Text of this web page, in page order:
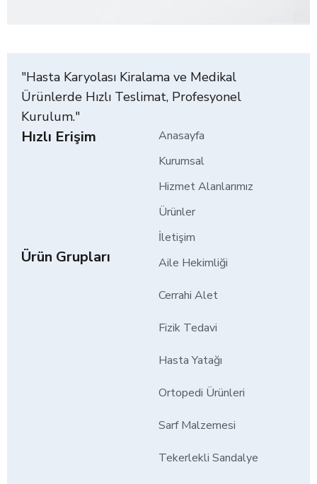
"Hasta Karyolası Kiralama ve Medikal
Ürünlerde Hızlı Teslimat, Profesyonel
Kurulum."
Hızlı Erişim
Anasayfa
Kurumsal
Hizmet Alanlarımız
Ürünler
İletişim
Ürün Grupları Aile Hekimliği
Cerrahi Alet
Fizik Tedavi
Hasta Yatağı
Ortopedi Ürünleri
Sarf Malzemesi
Tekerlekli Sandalye